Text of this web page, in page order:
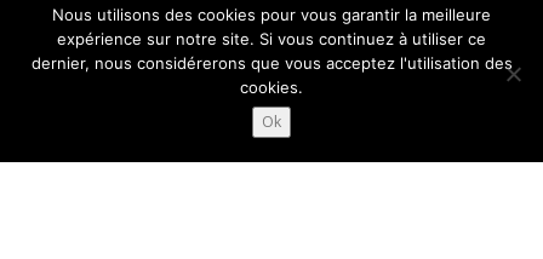
Nous utilisons des cookies pour vous garantir la meilleure
expérience sur notre site. Si vous continuez à utiliser ce
dernier, nous considérerons que vous acceptez l'utilisation des
cookies.
Ok